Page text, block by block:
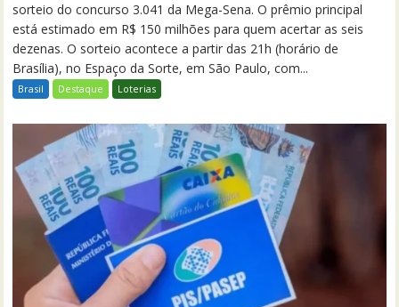
sorteio do concurso 3.041 da Mega-Sena. O prêmio principal
está estimado em R$ 150 milhões para quem acertar as seis
dezenas. O sorteio acontece a partir das 21h (horário de
Brasília), no Espaço da Sorte, em São Paulo, com...
Brasil Destaque Loterias